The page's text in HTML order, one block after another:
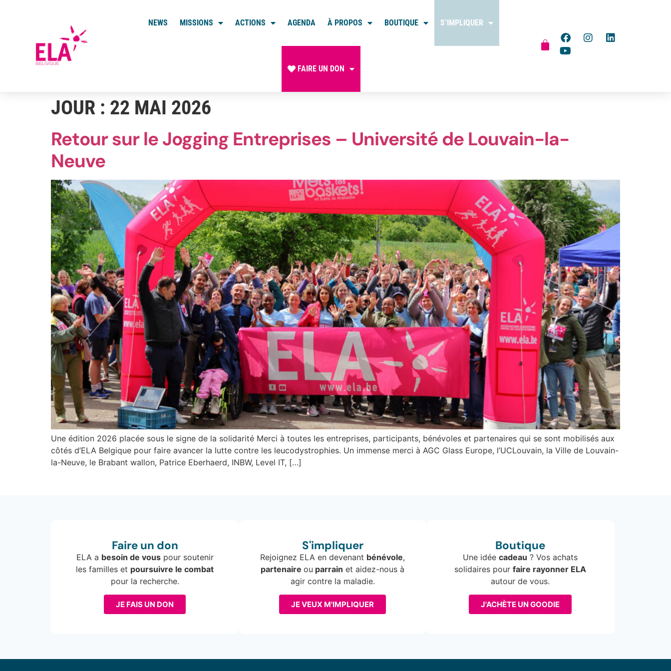
NEWS MISSIONS ACTIONS AGENDA À PROPOS BOUTIQUE S’IMPLIQUER
FAIRE UN DON
JOUR : 22 MAI 2026
Retour sur le Jogging Entreprises – Université de Louvain-la-
Neuve
Une édition 2026 placée sous le signe de la solidarité Merci à toutes les entreprises, participants, bénévoles et partenaires qui se sont mobilisés aux
côtés d’ELA Belgique pour faire avancer la lutte contre les leucodystrophies. Un immense merci à AGC Glass Europe, l’UCLouvain, la Ville de Louvain-
la-Neuve, le Brabant wallon, Patrice Eberhaerd, INBW, Level IT, […]
Faire un don
ELA a besoin de vouspour soutenir
les familles et poursuivre le combat
pour la recherche.
JE FAIS UN DON
S'impliquer
Rejoignez ELA en devenant bénévole,
partenaireou parrain et aidez-nous à
agir contre la maladie.
JE VEUX M'IMPLIQUER
Boutique
Une idéecadeau ? Vos achats
solidaires pourfaire rayonner ELA
autour de vous.
J'ACHÈTE UN GOODIE